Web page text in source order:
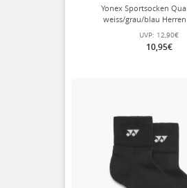
Yonex Sportsocken
weiss/grau/blau
UVP: 12,90€
10,95€